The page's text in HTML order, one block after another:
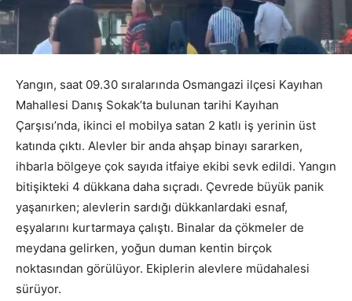
Yangın, saat 09.30 sıralarında Osmangazi ilçesi Kayıhan
Mahallesi Danış Sokak’ta bulunan tarihi Kayıhan
Çarşısı’nda, ikinci el mobilya satan 2 katlı iş yerinin üst
katında çıktı. Alevler bir anda ahşap binayı sararken,
ihbarla bölgeye çok sayıda itfaiye ekibi sevk edildi. Yangın
bitişikteki 4 dükkana daha sıçradı. Çevrede büyük panik
yaşanırken; alevlerin sardığı dükkanlardaki esnaf,
eşyalarını kurtarmaya çalıştı. Binalar da çökmeler de
meydana gelirken, yoğun duman kentin birçok
noktasından görülüyor. Ekiplerin alevlere müdahalesi
sürüyor.